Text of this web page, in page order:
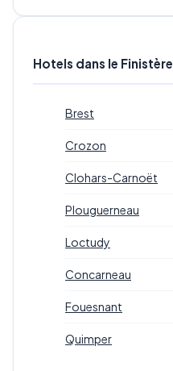
Hotels dans le Finistère
Brest
Crozon
Clohars-Carnoët
Plouguerneau
Loctudy
Concarneau
Fouesnant
Quimper